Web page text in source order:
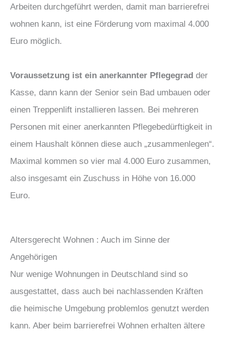
Arbeiten durchgeführt werden, damit man barrierefrei
wohnen kann, ist eine Förderung vom maximal 4.000
Euro möglich.
Voraussetzung ist ein anerkannter Pflegegrad der
Kasse, dann kann der Senior sein Bad umbauen oder
einen Treppenlift installieren lassen. Bei mehreren
Personen mit einer anerkannten Pflegebedürftigkeit in
einem Haushalt können diese auch „zusammenlegen“.
Maximal kommen so vier mal 4.000 Euro zusammen,
also insgesamt ein Zuschuss in Höhe von 16.000
Euro.
Altersgerecht Wohnen : Auch im Sinne der
Angehörigen
Nur wenige Wohnungen in Deutschland sind so
ausgestattet, dass auch bei nachlassenden Kräften
die heimische Umgebung problemlos genutzt werden
kann. Aber beim barrierefrei Wohnen erhalten ältere